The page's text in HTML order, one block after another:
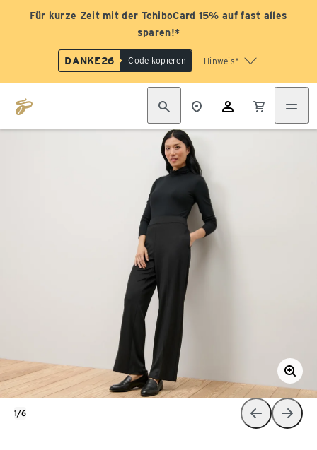
Für kurze Zeit mit der TchiboCard 15% auf fast alles
sparen!*
DANKE26 Code kopieren Hinweis*
1/6